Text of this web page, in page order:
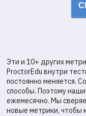
Эти и 10+ других
ProctorEdu внутри
постоянно меняется.
способы. Поэтому
ежемесячно. Мы
новые метрики, чтобы
Читать статью →